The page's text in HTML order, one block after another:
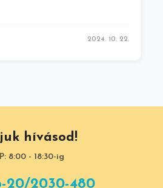
2024. 10. 22.
hívásod!
8:00 - 18:30-ig
20/2030-480